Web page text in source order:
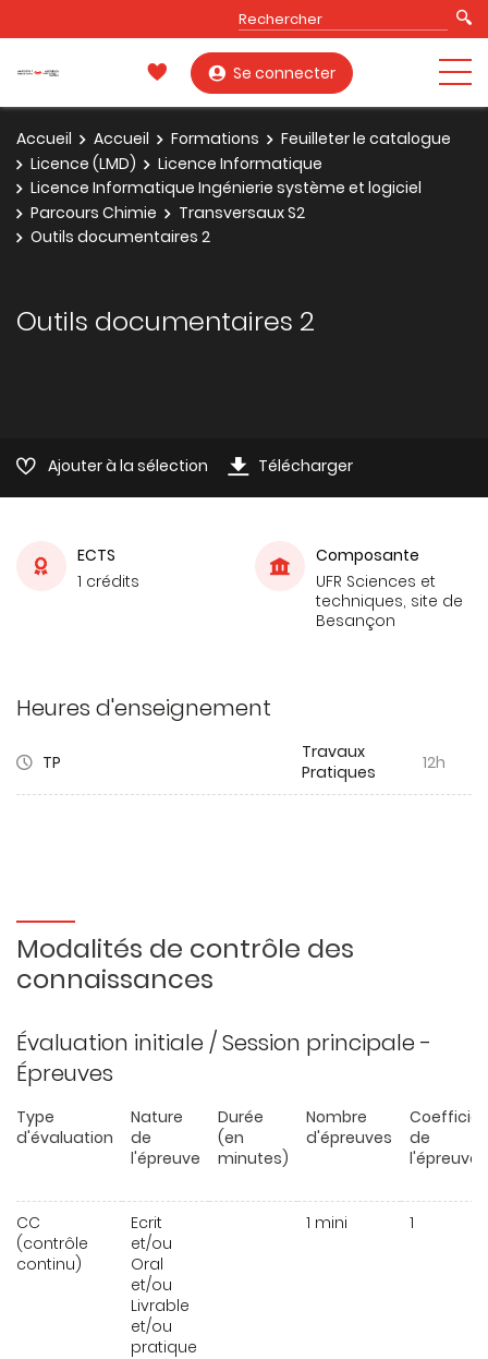
Se connecter
Accueil Accueil Formations
Feuilleter le catalogue
Licence (LMD)
Licence Informatique
Licence Informatique Ingénierie système et logiciel
Parcours Chimie
Transversaux S2
Outils documentaires 2
Outils documentaires 2
Ajouter à la sélection Télécharger
ECTS
1 crédits
Composante
UFR Sciences et
techniques, site de
Besançon
Heures d'enseignement
TP
Travaux
Pratiques
12h
Modalités de contrôle des
connaissances
Évaluation initiale / Session principale -
Épreuves
Type
d'évaluation
Nature
de
l'épreuve
Durée
(en
minutes)
Nombre
d'épreuves
de
l'épreuve
CC
(contrôle
continu)
Ecrit
et/ou
Oral
et/ou
Livrable
et/ou
pratique
1 mini 1